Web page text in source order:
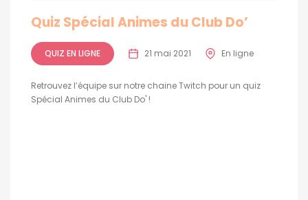
Quiz Spécial Animes du Club Do’
QUIZ EN LIGNE 21 mai 2021 En ligne
Retrouvez l’équipe sur notre chaine Twitch pour un quiz
Spécial Animes du Club Do' !